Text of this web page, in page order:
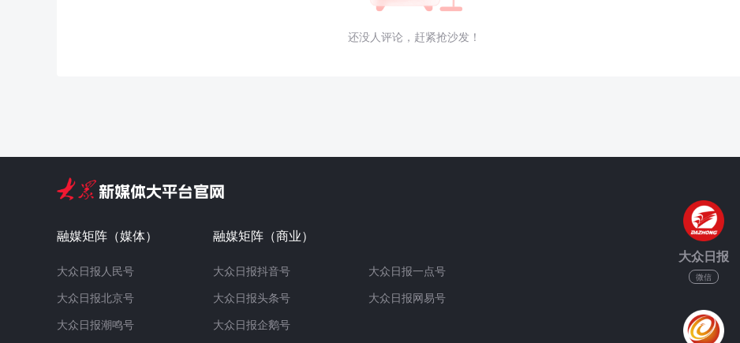
还没人评论，赶紧抢沙发！
融媒矩阵（媒体）
大众日报人民号
大众日报北京号
大众日报潮鸣号
融媒矩阵（商业）
大众日报抖音号
大众日报头条号
大众日报企鹅号
大众日报一点号
大众日报网易号
大众日报
微信